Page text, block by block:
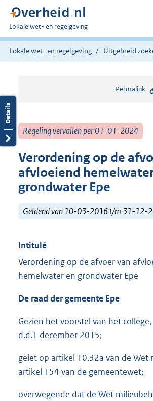
U
bent
hier:
Lokale wet- en regelgeving
Lokale wet- en regelgeving Uitgebreid
Permalink
Regeling vervallen per 01-01-2024
Verordening op de
afvloeiend
grondwater Epe
Geldend van 10-03-2016 t/m 31-12-
Intitulé
Verordening op de afvoer van
hemelwater en grondwater Epe
De raad der gemeente Epe
Gezien het voorstel van het
d.d.1 december 2015;
gelet op artikel 10.32a van de Wet
artikel 154 van de gemeentewet;
overwegende dat de Wet